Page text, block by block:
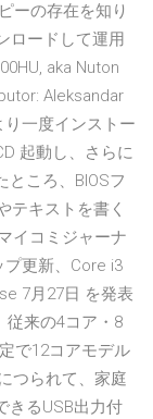
ーの存在を知り
ロードして運用
aka Nuton
Aleksandar
り一度インストー
起動し、さらに
ところ、BIOSフ
テキストを書く
イコミジャーナ
プ更新、Core i3
7月27日 を発表
従来の4コア・8
で12コアモデル
つられて、家庭
きるUSB出力付